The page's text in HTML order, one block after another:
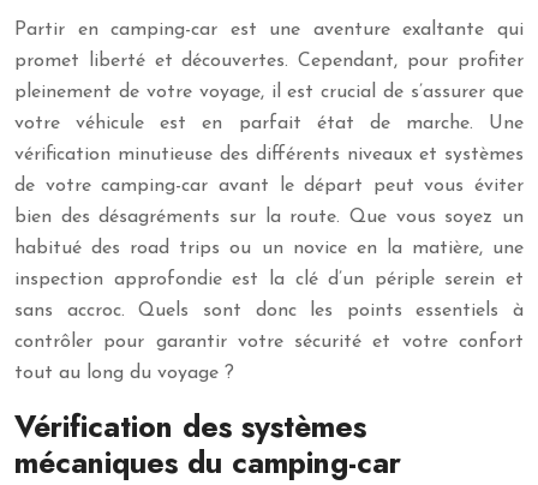
Partir en camping-car est une aventure exaltante qui
promet liberté et découvertes. Cependant, pour profiter
pleinement de votre voyage, il est crucial de s’assurer que
votre véhicule est en parfait état de marche. Une
vérification minutieuse des différents niveaux et systèmes
de votre camping-car avant le départ peut vous éviter
bien des désagréments sur la route. Que vous soyez un
habitué des road trips ou un novice en la matière, une
inspection approfondie est la clé d’un périple serein et
sans accroc. Quels sont donc les points essentiels à
contrôler pour garantir votre sécurité et votre confort
tout au long du voyage ?
Vérification des systèmes
mécaniques du camping-car